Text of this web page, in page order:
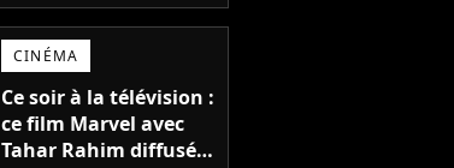
2039, pourtant Disney
possède des
enregistrements
inédits
CINÉMA
Ce soir à la télévision :
ce film Marvel avec
Tahar Rahim diffusé